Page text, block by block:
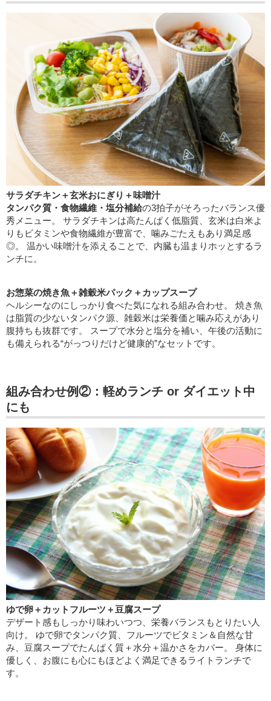
サラダチキン＋玄米おにぎり＋味噌汁
タンパク質・食物繊維・塩分補給の3拍子がそろったバランス優
秀メニュー。 サラダチキンは高たんぱく低脂質、玄米は白米よ
りもビタミンや食物繊維が豊富で、噛みごたえもあり満足感
◎。 温かい味噌汁を添えることで、内臓も温まりホッとするラ
ンチに。
お惣菜の焼き魚＋雑穀米パック＋カップスープ
ヘルシーなのにしっかり食べた気になれる組み合わせ。 焼き魚
は脂質の少ないタンパク源、雑穀米は栄養価と噛み応えがあり
腹持ちも抜群です。 スープで水分と塩分を補い、午後の活動に
も備えられる“がっつりだけど健康的”なセットです。
組み合わせ例②：軽めランチ or ダイエット中
にも
ゆで卵＋カットフルーツ＋豆腐スープ
デザート感もしっかり味わいつつ、栄養バランスもとりたい人
向け。 ゆで卵でタンパク質、フルーツでビタミン＆自然な甘
み、豆腐スープでたんぱく質＋水分＋温かさをカバー。 身体に
優しく、お腹にも心にもほどよく満足できるライトランチで
す。